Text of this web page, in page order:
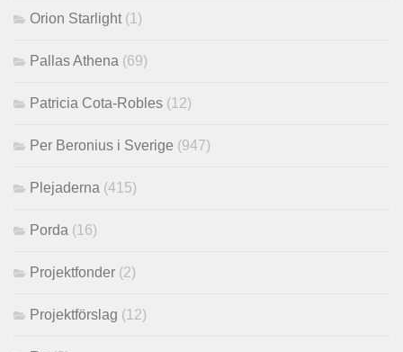
Orion Starlight (1)
Pallas Athena (69)
Patricia Cota-Robles (12)
Per Beronius i Sverige (947)
Plejaderna (415)
Porda (16)
Projektfonder (2)
Projektförslag (12)